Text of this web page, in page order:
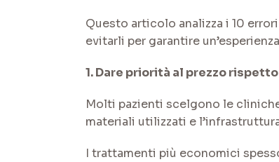
Questo articolo analizza i 10
evitarli per garantire
1. Dare priorità al prezzo
Molti pazienti scelgono le
materiali utilizzati e
I trattamenti più economici